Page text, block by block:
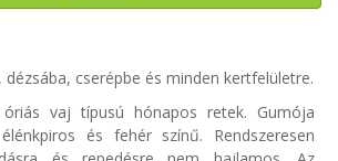
cserépbe és minden kertfelületre.
vaj típusú hónapos retek. Gumója
és fehér színű. Rendszeresen